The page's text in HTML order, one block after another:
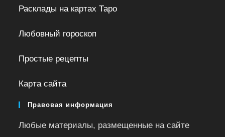
Расклады на картах Таро
Любовный гороскоп
Простые рецепты
Карта сайта
Правовая информация
Любые материалы, размещенные на сайте